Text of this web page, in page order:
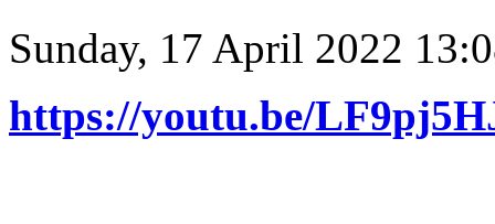
Sunday, 17 April 2022
https://youtu.be/